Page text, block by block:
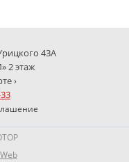
43А
2 этаж
›